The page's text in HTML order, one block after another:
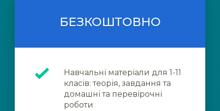
БЕЗКОШТОВНО
Навчальні матеріали для 1-11
класів: теорія, завдання та
домашні та перевірочні
роботи